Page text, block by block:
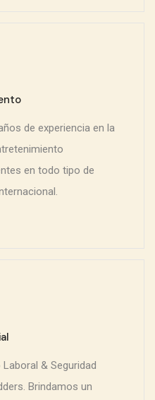
de experiencia en la
en todo tipo de
& Seguridad
Brindamos un